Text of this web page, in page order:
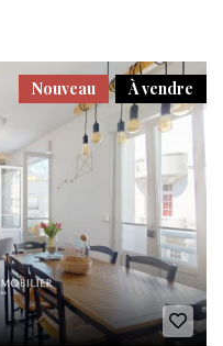
À vendre
Nouveau